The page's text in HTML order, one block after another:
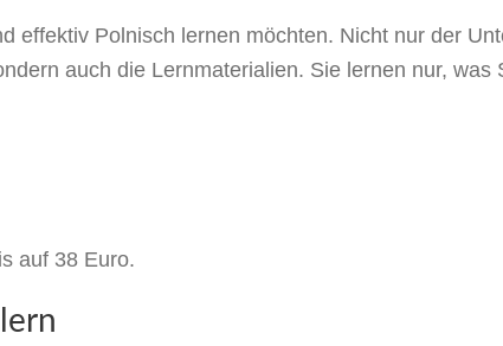
effektiv Polnisch lernen möchten. Nicht nur der
auch die Lernmaterialien. Sie lernen nur, was
auf 38 Euro.